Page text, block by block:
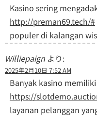
Kasino sering
http://preman69.tech/#
populer di kalangan
Williepaign より:
2025年2月10日 7:52 AM
Banyak kasino
https://
layanan pelanggan